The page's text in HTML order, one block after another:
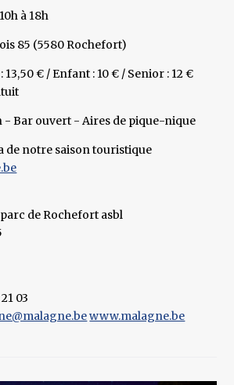
à 18h
85 (5580 Rochefort)
€ / Enfant : 10 € / Senior : 12 €
- Bar ouvert - Aires de pique-nique
de notre saison touristique
de Rochefort asbl
03
www.malagne.be